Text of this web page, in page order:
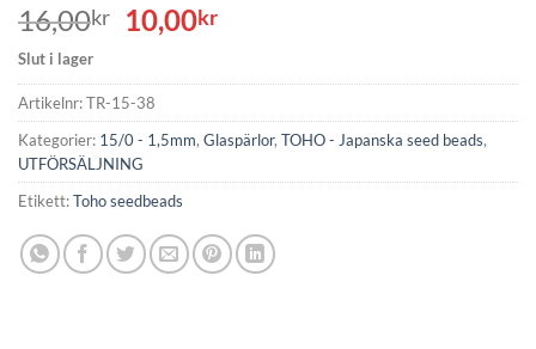
16,00kr
Det
ursprungliga
priset
var:
16,00kr.
10,00krDet
priset
10,00kr.
Slut i lager
Artikelnr:TR-15-38
Kategorier: 15/0 - 1,5mm, Glaspärlor, TOHO - Japanska seed beads,
UTFÖRSÄLJNING
Etikett:Toho seedbeads